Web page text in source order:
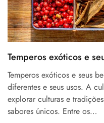
Temperos exóticos e
Temperos exóticos e seus
diferentes e seus usos. A
explorar culturas e
sabores únicos. Entre os…